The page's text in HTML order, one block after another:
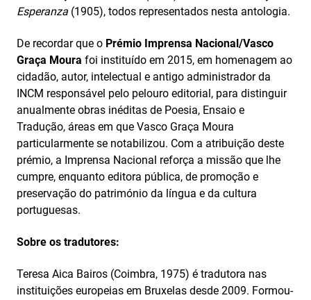
Esperanza (1905), todos representados nesta antologia.
De recordar que o Prémio Imprensa Nacional/Vasco
Graça Moura foi instituído em 2015, em homenagem ao
cidadão, autor, intelectual e antigo administrador da
INCM responsável pelo pelouro editorial, para distinguir
anualmente obras inéditas de Poesia, Ensaio e
Tradução, áreas em que Vasco Graça Moura
particularmente se notabilizou. Com a atribuição deste
prémio, a Imprensa Nacional reforça a missão que lhe
cumpre, enquanto editora pública, de promoção e
preservação do património da língua e da cultura
portuguesas.
Sobre os tradutores:
Teresa Aica Bairos (Coimbra, 1975) é tradutora nas
instituições europeias em Bruxelas desde 2009. Formou-